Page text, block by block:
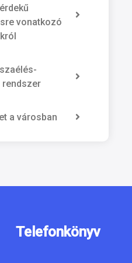
vonatkozó
rendszer
a városban
Telefonkönyv